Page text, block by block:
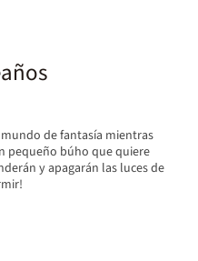
de fantasía mientras
pequeño búho que quiere
y apagarán las luces de